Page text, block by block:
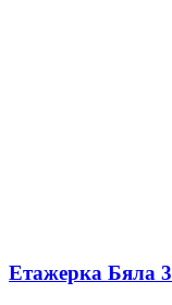
Етажерка Бяла 3